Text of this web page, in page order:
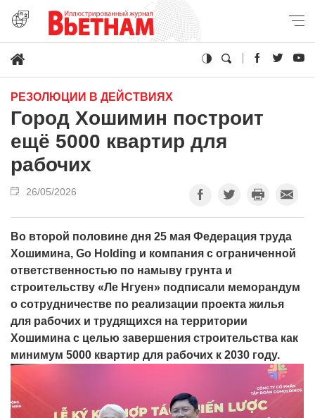
РЕЗОЛЮЦИИ В ДЕЙСТВИЯХ
Город Хошимин построит
ещё 5000 квартир для
рабочих
26/05/2026
Во второй половине дня 25 мая Федерация труда
Хошимина, Go Holding и компания с ограниченной
ответственностью по намыву грунта и
строительству «Ле Нгуен» подписали меморандум
о сотрудничестве по реализации проекта жилья
для рабочих и трудящихся на территории
Хошимина с целью завершения строительства как
минимум 5000 квартир для рабочих к 2030 году.